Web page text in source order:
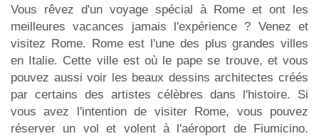
Vous rêvez d'un voyage spécial à Rome et ont les
meilleures vacances jamais l'expérience ? Venez et
visitez Rome. Rome est l'une des plus grandes villes
en Italie. Cette ville est où le pape se trouve, et vous
pouvez aussi voir les beaux dessins architectes créés
par certains des artistes célèbres dans l'histoire. Si
vous avez l'intention de visiter Rome, vous pouvez
réserver un vol et volent à l'aéroport de Fiumicino.